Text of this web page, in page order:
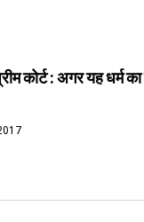
कोर्ट : अगर यह धर्म का